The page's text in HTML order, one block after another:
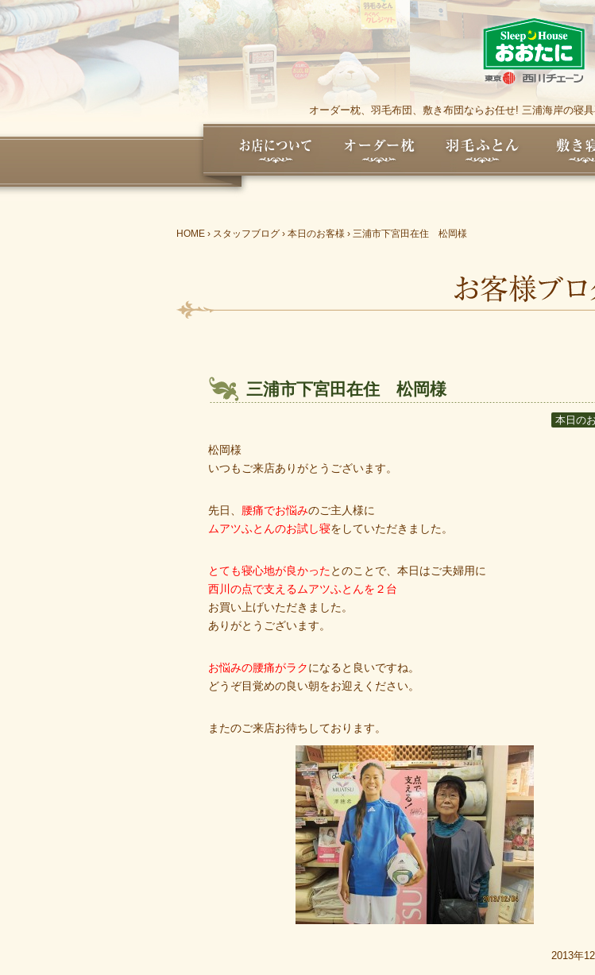
オーダー枕、羽毛布団、敷き布団ならお任せ! 三浦海岸の寝
HOME › スタッフブログ › 本日のお客様 › 三浦市下宮田在住 松岡様
三浦市下宮田在住 松岡様
本日の
松岡様
いつもご来店ありがとうございます。
先日、 腰痛でお悩みのご主人様に
ムアツふとんのお試し寝をしていただきました。
とても寝心地が良かったとのことで、本日はご夫婦用に
西川の点で支えるムアツふとんを２台
お買い上げいただきました。
ありがとうございます。
お悩みの腰痛がラクになると良いですね。
どうぞ目覚めの良い朝をお迎えください。
またのご来店お待ちしております。
2013年